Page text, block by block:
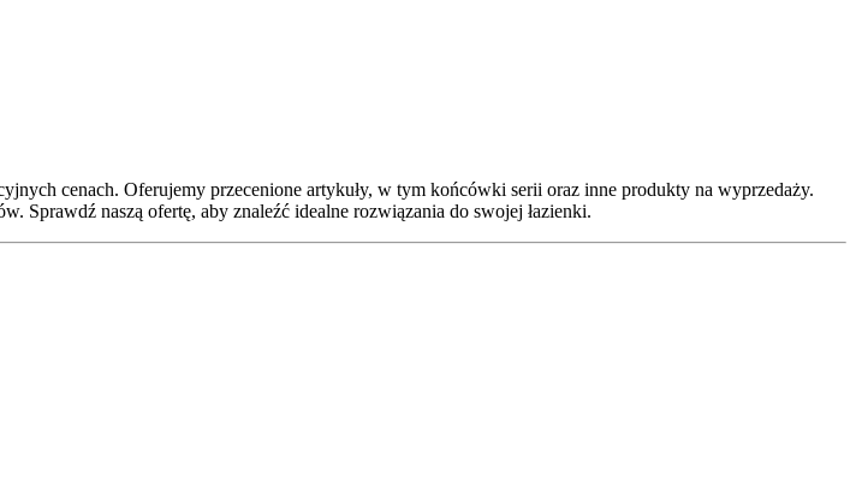
cenach. Oferujemy przecenione artykuły, w tym końcówki serii oraz inne produkty na wyprzedaży.
Sprawdź naszą ofertę, aby znaleźć idealne rozwiązania do swojej łazienki.